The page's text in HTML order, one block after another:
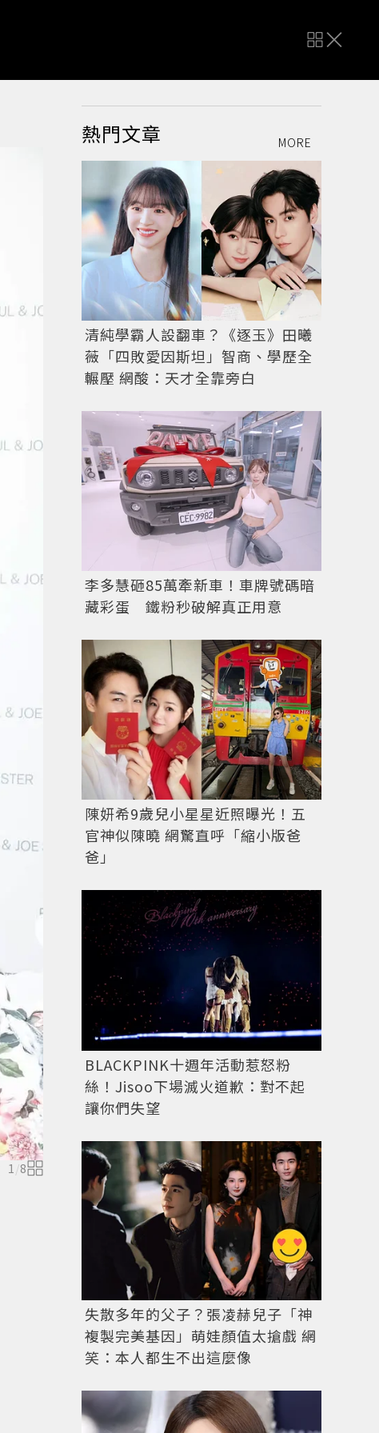
1/8
莫允雯身穿Paul & Joe Sister台灣獨家系列新品，呼
熱門文章 MORE
清純學霸人設翻車？《逐玉》田曦
薇「四敗愛因斯坦」智商、學歷全
輾壓 網酸：天才全靠旁白
李多慧砸85萬牽新車！車牌號碼暗
藏彩蛋 鐵粉秒破解真正用意
陳妍希9歲兒小星星近照曝光！五
官神似陳曉 網驚直呼「縮小版爸
爸」
BLACKPINK十週年活動惹怒粉
絲！Jisoo下場滅火道歉：對不起
讓你們失望
失散多年的父子？張凌赫兒子「神
複製完美基因」萌娃顏值太搶戲 網
笑：本人都生不出這麼像